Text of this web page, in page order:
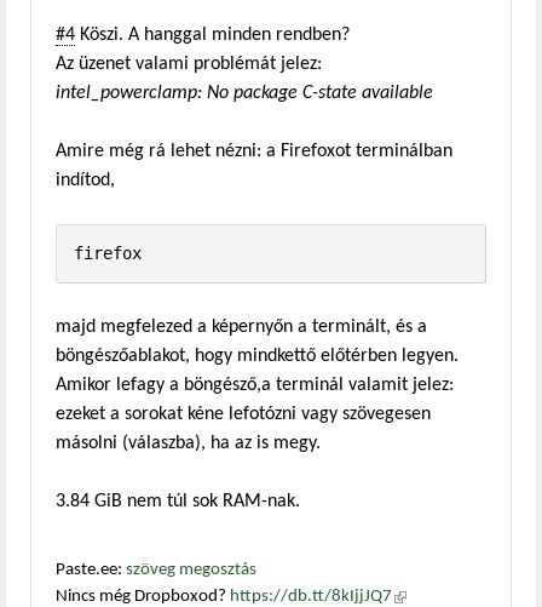
#4 Köszi. A hanggal minden rendben?
Az üzenet valami problémát jelez:
intel_powerclamp: No package C-state available
Amire még rá lehet nézni: a Firefoxot terminálban
indítod,
firefox
majd megfelezed a képernyőn a terminált, és a
böngészőablakot, hogy mindkettő előtérben legyen.
Amikor lefagy a böngésző,a terminál valamit jelez:
ezeket a sorokat kéne lefotózni vagy szövegesen
másolni (válaszba), ha az is megy.
3.84 GiB nem túl sok RAM-nak.
Paste.ee: szöveg megosztás
Nincs még Dropboxod? https://db.tt/8kIjjJQ7 (külső